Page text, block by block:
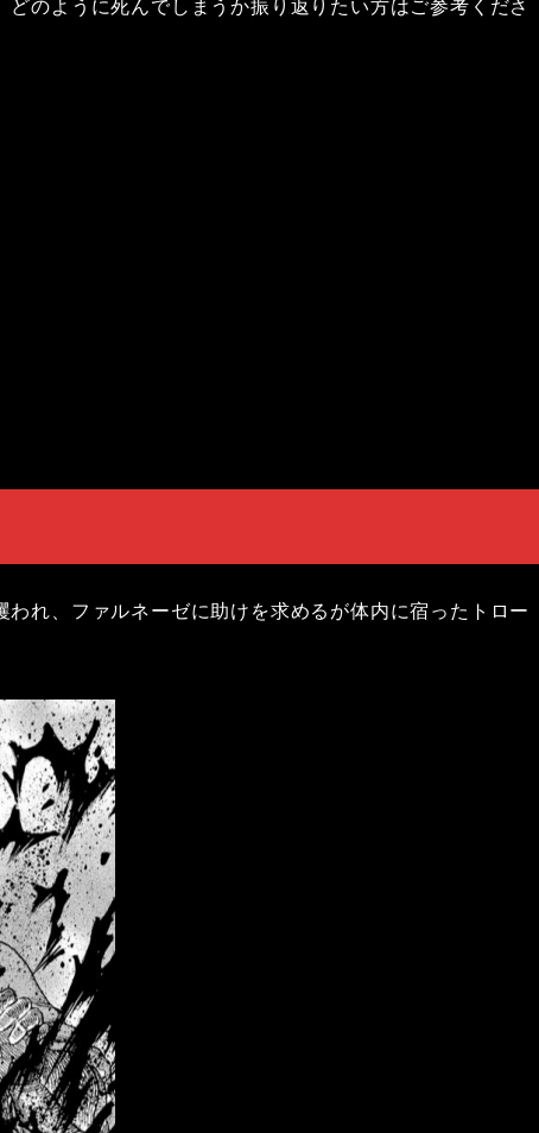
のように死んでしまうか振り返りたい方はご参考くださ
れ、ファルネーゼに助けを求めるが体内に宿ったトロー